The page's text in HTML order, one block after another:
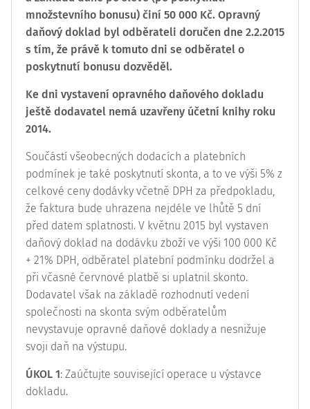
množstevního bonusu) činí 50 000 Kč. Opravný
daňový doklad byl odběrateli doručen dne 2.2.2015
s tím, že právě k tomuto dni se odběratel o
poskytnutí bonusu dozvěděl.
Ke dni vystavení opravného daňového dokladu
ještě dodavatel nemá uzavřeny účetní knihy roku
2014.
Součástí všeobecných dodacích a platebních
podmínek je také poskytnutí skonta, a to ve výši 5% z
celkové ceny dodávky včetně DPH za předpokladu,
že faktura bude uhrazena nejdéle ve lhůtě 5 dní
před datem splatnosti. V květnu 2015 byl vystaven
daňový doklad na dodávku zboží ve výši 100 000 Kč
+ 21% DPH, odběratel platební podmínku dodržel a
při včasné červnové platbě si uplatnil skonto.
Dodavatel však na základě rozhodnutí vedení
společnosti na skonta svým odběratelům
nevystavuje opravné daňové doklady a nesnižuje
svoji daň na výstupu.
ÚKOL 1: Zaúčtujte související operace u výstavce
dokladu.